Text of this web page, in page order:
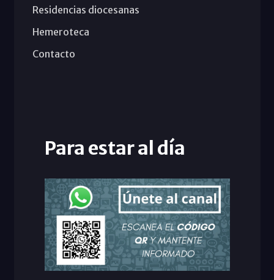
Residencias diocesanas
Hemeroteca
Contacto
Para estar al día